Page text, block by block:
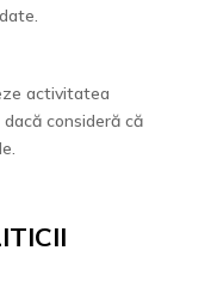
activitatea
consideră că